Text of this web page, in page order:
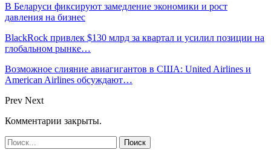
В Беларуси фиксируют замедление экономики и рост
давления на бизнес
BlackRock привлек $130 млрд за квартал и усилил позиции на
глобальном рынке…
Возможное слияние авиагигантов в США: United Airlines и
American Airlines обсуждают…
Prev Next
Комментарии закрыты.